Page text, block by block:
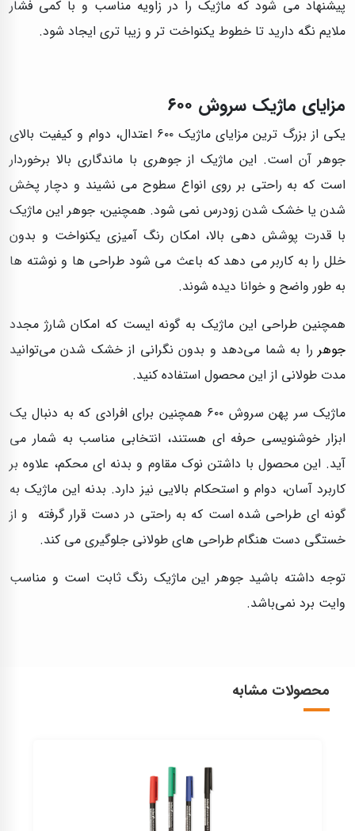
پیشنهاد می‌ شود که ماژیک را در زاویه مناسب و با کمی فشار
ملایم نگه دارید تا خطوط یکنواخت‌ تر و زیبا تری ایجاد شود.
مزایای ماژیک سروش ۶۰۰
یکی از بزرگ‌ ترین مزایای ماژیک ۶۰۰ اعتدال، دوام و کیفیت بالای
جوهر آن است. این ماژیک از جوهری با ماندگاری بالا برخوردار
است که به راحتی بر روی انواع سطوح می‌ نشیند و دچار پخش
شدن یا خشک شدن زودرس نمی‌ شود. همچنین، جوهر این ماژیک
با قدرت پوشش‌ دهی بالا، امکان رنگ‌ آمیزی یکنواخت و بدون
خلل را به کاربر می‌ دهد که باعث می‌ شود طراحی‌ ها و نوشته‌ ها
به طور واضح و خوانا دیده شوند.
همچنین طراحی این ماژیک به گونه ایست که امکان شارژ مجدد
جوهر را به شما می‌دهد و بدون نگرانی از خشک شدن می‌توانید
مدت طولانی از این محصول استفاده کنید.
ماژیک سر پهن سروش ۶۰۰ همچنین برای افرادی که به دنبال یک
ابزار خوشنویسی حرفه‌ ای هستند، انتخابی مناسب به شمار می‌
آید. این محصول با داشتن نوک مقاوم و بدنه‌ ای محکم، علاوه بر
کاربرد آسان، دوام و استحکام بالایی نیز دارد. بدنه این ماژیک به
گونه‌ ای طراحی شده است که به راحتی در دست قرار گرفته و از
خستگی دست هنگام طراحی‌ های طولانی جلوگیری می‌ کند.
توجه داشته باشید جوهر این ماژیک رنگ ثابت است و مناسب
وایت برد نمی‌باشد.
محصولات مشابه